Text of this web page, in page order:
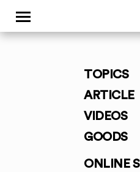
TOPICS
ARTICLE
VIDEOS
GOODS
ONLINE